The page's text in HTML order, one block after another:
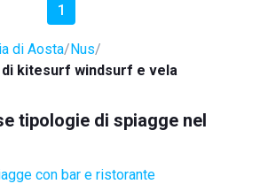
1
di Aosta Nus
kitesurf windsurf e vela
tipologie di spiagge nel
con bar e ristorante